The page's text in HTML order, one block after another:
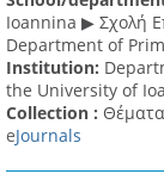
Ioannina ▶ Σχολή
Department of
Institution:
the University of
Collection :
eJournals